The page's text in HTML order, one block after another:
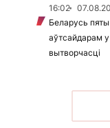
16:02
Беларусь
аўтсайдарам
вытворчасці